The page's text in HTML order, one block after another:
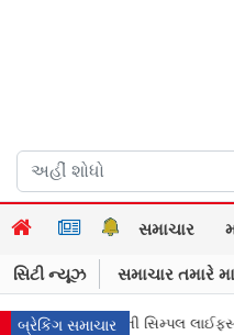
સમાચાર
સિટી ન્યૂઝ સમાચાર તમારે
બ્રેકિંગ સમાચાર
ધૂમ મચાવે છે સોશિયલ મીડિયામાં